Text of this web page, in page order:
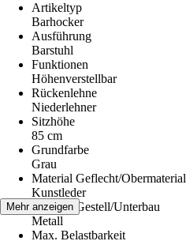
Artikeltyp
Barhocker
Ausführung
Barstuhl
Funktionen
Höhenverstellbar
Rückenlehne
Niederlehner
Sitzhöhe
85 cm
Grundfarbe
Grau
Material Geflecht/Obermaterial
Kunstleder
Material Gestell/Unterbau
Metall
Max. Belastbarkeit
Mehr anzeigen